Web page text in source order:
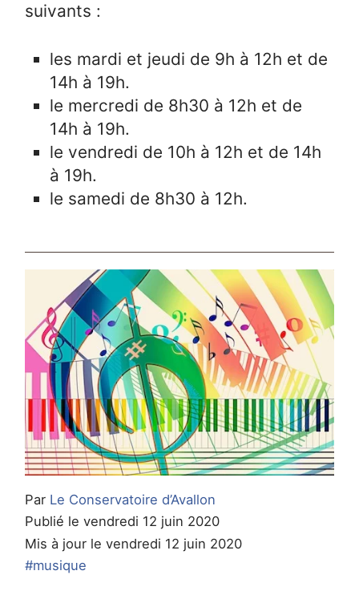
suivants :
les mardi et jeudi de 9h à 12h et de
14h à 19h.
le mercredi de 8h30 à 12h et de
14h à 19h.
le vendredi de 10h à 12h et de 14h
à 19h.
le samedi de 8h30 à 12h.
Par Le Conservatoire d’Avallon
Publié le vendredi 12 juin 2020
Mis à jour le vendredi 12 juin 2020
#musique